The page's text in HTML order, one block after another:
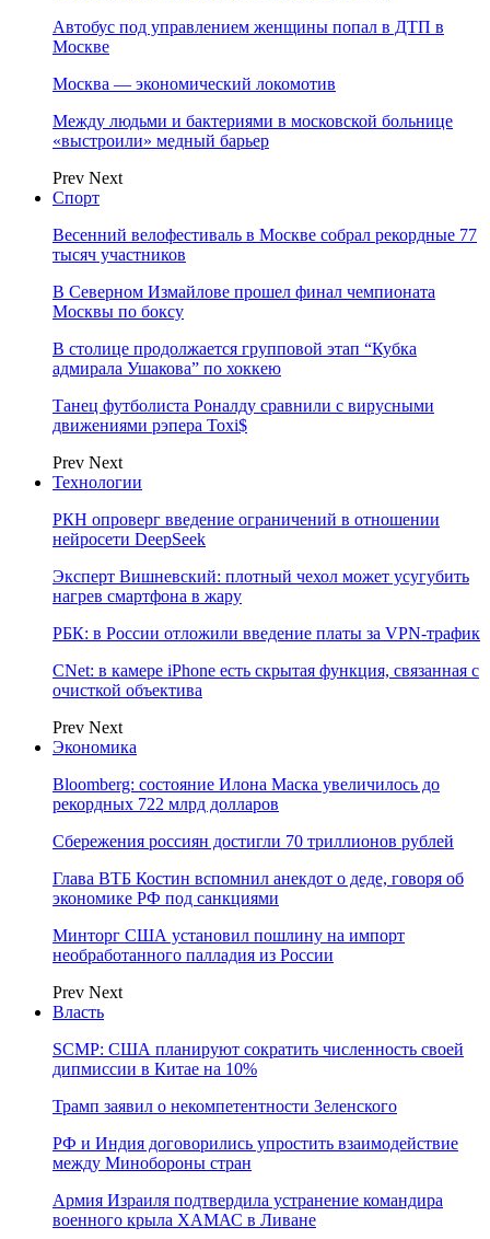
Автобус под управлением женщины попал в ДТП в
Москве
Москва — экономический локомотив
Между людьми и бактериями в московской больнице
«выстроили» медный барьер
Prev Next
Спорт
Весенний велофестиваль в Москве собрал рекордные 77
тысяч участников
В Северном Измайлове прошел финал чемпионата
Москвы по боксу
В столице продолжается групповой этап “Кубка
адмирала Ушакова” по хоккею
Танец футболиста Роналду сравнили с вирусными
движениями рэпера Toxi$
Prev Next
Технологии
РКН опроверг введение ограничений в отношении
нейросети DeepSeek
Эксперт Вишневский: плотный чехол может усугубить
нагрев смартфона в жару
РБК: в России отложили введение платы за VPN-трафик
CNet: в камере iPhone есть скрытая функция, связанная с
очисткой объектива
Prev Next
Экономика
Bloomberg: состояние Илона Маска увеличилось до
рекордных 722 млрд долларов
Сбережения россиян достигли 70 триллионов рублей
Глава ВТБ Костин вспомнил анекдот о деде, говоря об
экономике РФ под санкциями
Минторг США установил пошлину на импорт
необработанного палладия из России
Prev Next
Власть
SCMP: США планируют сократить численность своей
дипмиссии в Китае на 10%
Трамп заявил о некомпетентности Зеленского
РФ и Индия договорились упростить взаимодействие
между Минобороны стран
Армия Израиля подтвердила устранение командира
военного крыла ХАМАС в Ливане